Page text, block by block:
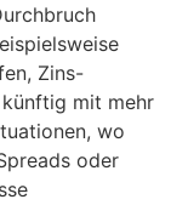
Zins-
künftig mit mehr
wo
oder